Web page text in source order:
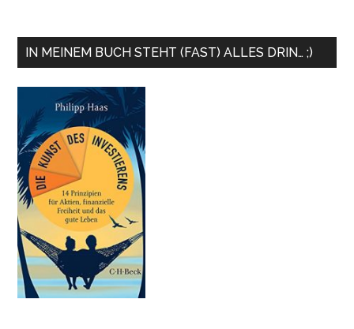
IN MEINEM BUCH STEHT (FAST) ALLES DRIN… ;)